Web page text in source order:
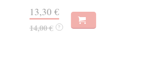
13,30 €
14,00 € ?